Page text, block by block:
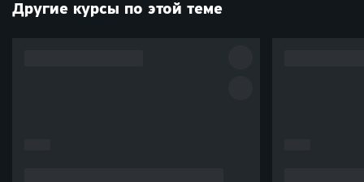
Другие курсы по этой теме